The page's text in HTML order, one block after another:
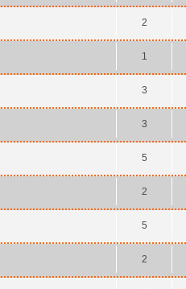
2
1
3
3
5
2
5
2